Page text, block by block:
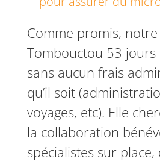
Comme promis,
Tombouctou 53
sans aucun frais
qu’il soit
voyages, etc). Elle
la collaboration
spécialistes sur